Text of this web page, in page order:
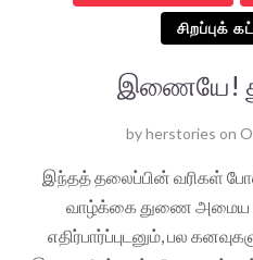
சிறப்புக்
இணையே!
byherstories on
இந்தத் தலைப்பின் வரிகள்
வாழ்க்கை துணை அமைய
எதிர்பார்ப்புடனும், பல